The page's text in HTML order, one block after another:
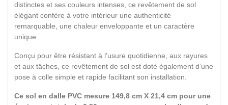
distinctes et ses couleurs intenses, ce revêtement de sol
élégant confère à votre intérieur une authenticité
remarquable, une chaleur enveloppante et un caractère
unique.
Conçu pour être résistant à l’usure quotidienne, aux rayures
et aux tâches, ce revêtement de sol est doté également d’une
pose à colle simple et rapide facilitant son installation.
Ce sol en dalle PVC mesure 149,8 cm X 21,4 cm pour une